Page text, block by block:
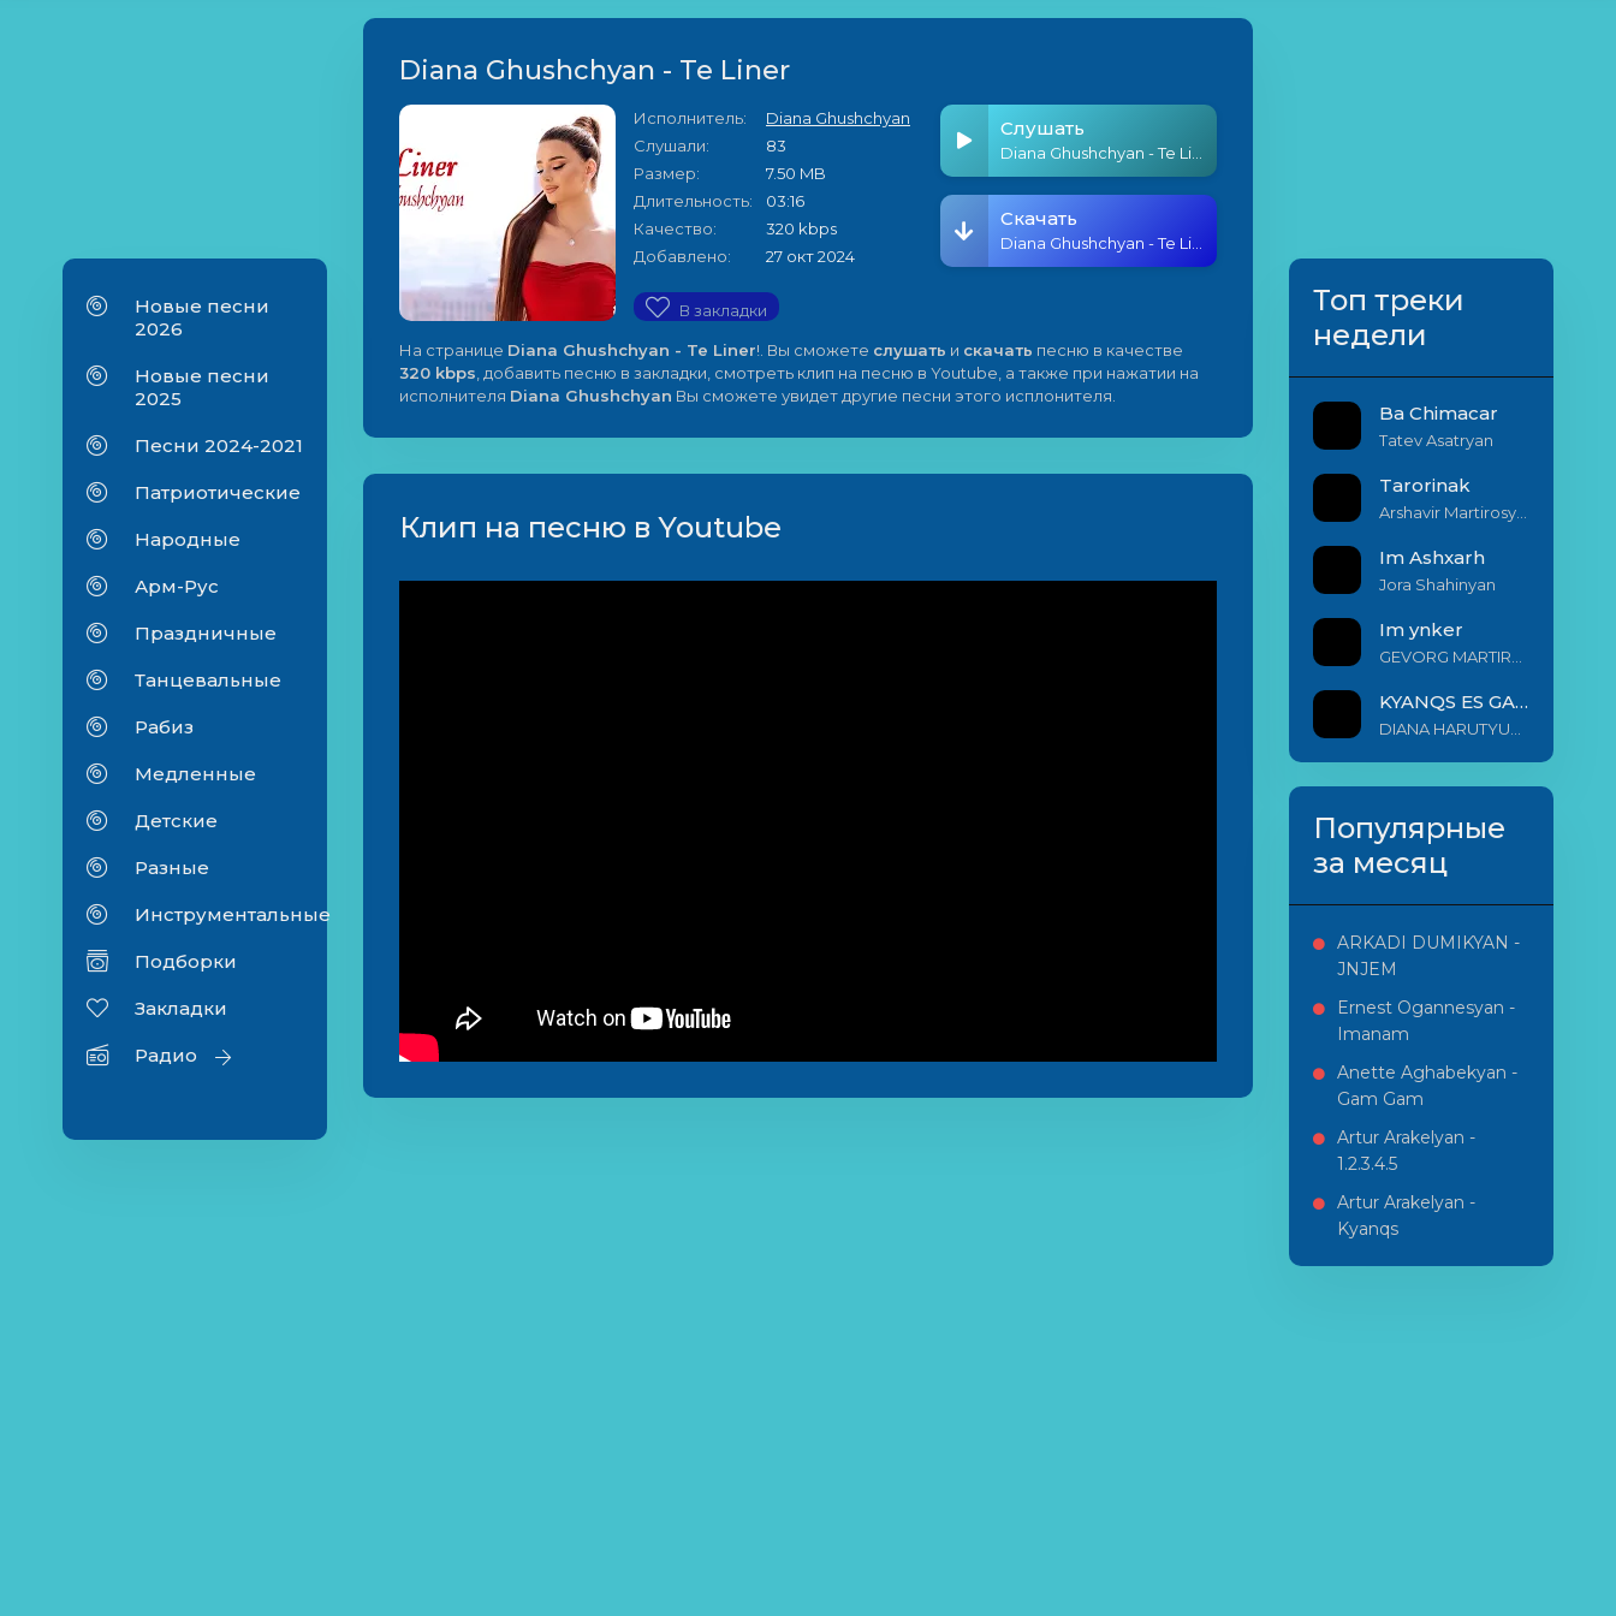
Новые песни
2026
Новые песни
2025
Песни 2024-2021
Патриотические
Народные
Арм-Рус
Праздничные
Танцевальные
Рабиз
Медленные
Детские
Разные
Инструментальные
Подборки
Закладки
Радио
Diana Ghushchyan - Te Liner
Исполнитель:
Diana Ghushchyan
Слушали:
83
Размер:
7.50 MB
Длительность:
03:16
Качество:
320 kbps
Добавлено:
27 окт 2024
В закладки
Слушать
Скачать
На странице Diana Ghushchyan - Te Liner!. Вы сможете слушать и скачать песню в качестве
320 kbps , добавить песню в закладки, смотреть клип на песню в Youtube, а также при нажатии на
исполнителя Diana Ghushchyan Вы сможете увидет другие песни этого исплонителя.
Клип на песню в Youtube
Топ треки
недели
Ba Chimacar
Tatev Asatryan
Tarorinak
Im Ashxarh
Jora Shahinyan
Im ynker
KYANQS ES GALIS EM
Популярные
за месяц
ARKADI DUMIKYAN -
JNJEM
Ernest Ogannesyan -
Imanam
Anette Aghabekyan -
Gam Gam
Artur Arakelyan -
1.2.3.4.5
Artur Arakelyan -
Kyanqs